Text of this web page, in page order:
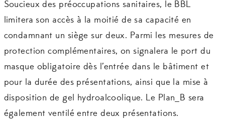
Soucieux des préoccupations sanitaires, le BBL
limitera son accès à la moitié de sa capacité en
condamnant un siège sur deux. Parmi les mesures de
protection complémentaires, on signalera le port du
masque obligatoire dès l’entrée dans le bâtiment et
pour la durée des présentations, ainsi que la mise à
disposition de gel hydroalcoolique. Le Plan_B sera
également ventilé entre deux présentations.